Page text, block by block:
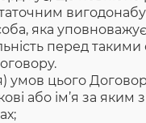
яка
перед
цього
або ім’я за яким